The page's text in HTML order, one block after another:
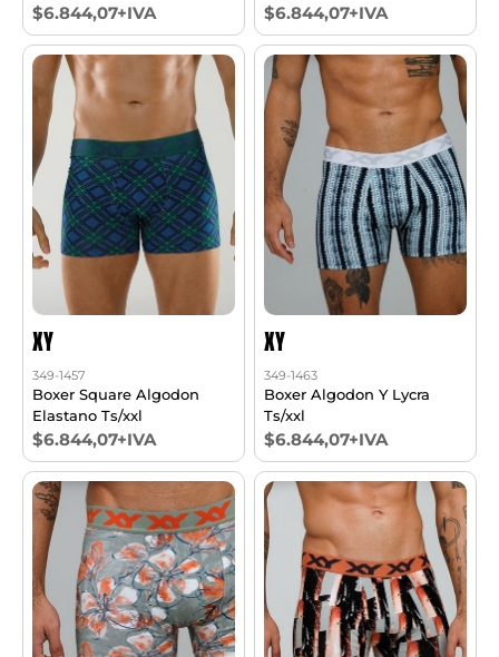
$6.844,07+IVA $6.844,07+IVA
XY
349-1457
Boxer Square Algodon
Elastano Ts/xxl
$6.844,07+IVA
XY
349-1463
Boxer Algodon Y Lycra
Ts/xxl
$6.844,07+IVA